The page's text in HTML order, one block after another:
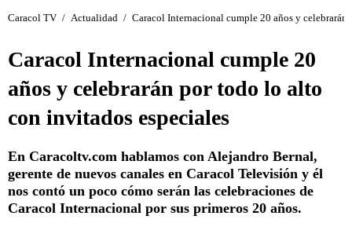
Caracol TV / Actualidad / Caracol Internacional cumple 20 años y
Caracol Internacional cumple 20
años y celebrarán por todo lo alto
con invitados especiales
En Caracoltv.com hablamos con Alejandro Bernal,
gerente de nuevos canales en Caracol Televisión y él
nos contó un poco cómo serán las celebraciones de
Caracol Internacional por sus primeros 20 años.